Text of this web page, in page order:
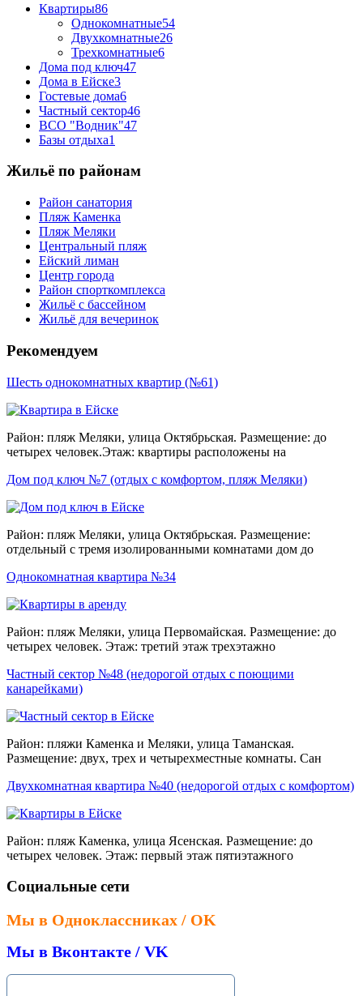
Квартиры86
Однокомнатные54
Двухкомнатные26
Трехкомнатные6
Дома под ключ47
Дома в Ейске3
Гостевые дома6
Частный сектор46
ВСО "Водник"47
Базы отдыха1
Жильё по районам
Район санатория
Пляж Каменка
Пляж Меляки
Центральный пляж
Ейский лиман
Центр города
Район спорткомплекса
Жильё с бассейном
Жильё для вечеринок
Рекомендуем
Шесть однокомнатных квартир (№61)
Район: пляж Меляки, улица Октябрьская. Размещение: до
четырех человек.Этаж: квартиры расположены на
Дом под ключ №7 (отдых с комфортом, пляж Меляки)
Район: пляж Меляки, улица Октябрьская. Размещение:
отдельный с тремя изолированными комнатами дом до
Однокомнатная квартира №34
Район: пляж Меляки, улица Первомайская. Размещение: до
четырех человек. Этаж: третий этаж трехэтажно
Частный сектор №48 (недорогой отдых с поющими
канарейками)
Район: пляжи Каменка и Меляки, улица Таманская.
Размещение: двух, трех и четырехместные комнаты. Сан
Двухкомнатная квартира №40 (недорогой отдых с комфортом)
Район: пляж Каменка, улица Ясенская. Размещение: до
четырех человек. Этаж: первый этаж пятиэтажного
Социальные сети
Мы в Одноклассниках / OK
Мы в Вконтакте / VK